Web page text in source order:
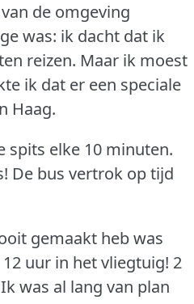
de omgeving
was: ik dacht dat ik
reizen. Maar ik moest
ik dat er een speciale
Haag.
spits elke 10 minuten.
De bus vertrok op tijd
gemaakt heb was
uur in het vliegtuig! 2
Ik was al lang van plan